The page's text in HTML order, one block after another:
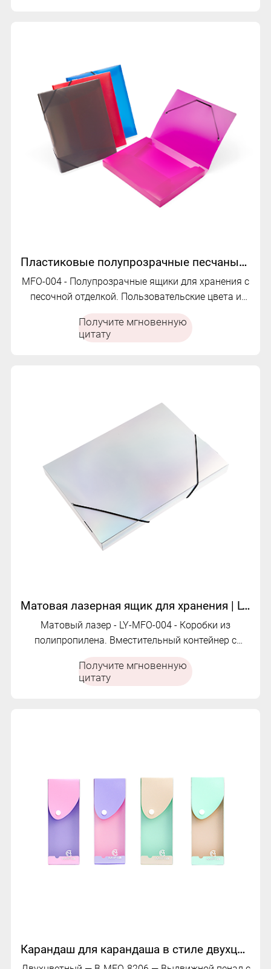
Пластиковые полупрозрачные песчаные ящики для хранения эластичных полос коробки | MFO-004
MFO-004 - Полупрозрачные ящики для хранения с
песочной отделкой. Пользовательские цвета и
Получите мгновенную
цитату
Матовая лазерная ящик для хранения | LY-MFO-004
Матовый лазер - LY-MFO-004 - Коробки из
полипропилена. Вместительный контейнер с
Получите мгновенную
цитату
Карандаш для карандаша в стиле двухцветного ящика | B-MFO-8206